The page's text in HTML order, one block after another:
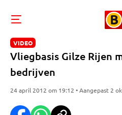
VIDEO
Vliegbasis Gilze Rijen
bedrijven
24 april 2012 om 19:12 • Aangepast 2